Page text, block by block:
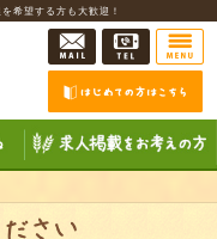
希望する方も大歓迎！